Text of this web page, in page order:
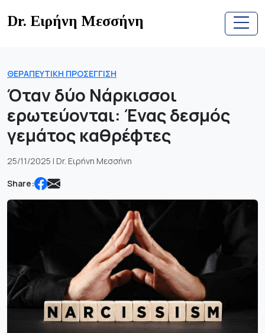
toDr. Ειρήνη Μεσσήνη
ΘΕΡΑΠΕΥΤΙΚΉ ΠΡΟΣΈΓΓΙΣΗ
Όταν δύο Νάρκισσοι
ερωτεύονται: Ένας δεσμός
γεμάτος καθρέφτες
25/11/2025 | Dr. Ειρήνη Μεσσήνη
Share: